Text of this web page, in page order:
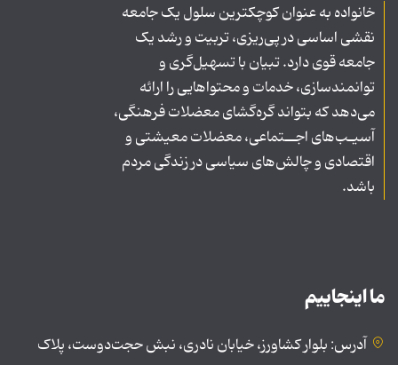
خانواده به عنوان کوچکترین سلول یک جامعه
نقشی اساسی در پی‌ریزی، تربیت و رشد یک
جامعه قوی دارد. تبیان با تسهیل‌گری و
توانمندسازی، خدمات و محتواهایی را ارائه
می‌دهد که بتواند گره‌گشای معضلات فرهنگی،
آسیـب‌های اجــتماعی، معضلات معیشتی و
اقتصادی و چالش‌های سیاسی در زندگی مردم
باشد.
ما اینجاییم
آدرس: بلوار کشاورز، خیابان نادری، نبش حجت‌دوست، پلاک